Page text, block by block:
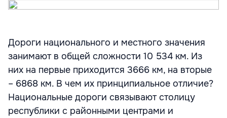
Дороги национального и местного значения
занимают в общей сложности 10 534 км. Из
них на первые приходится 3666 км, на вторые
– 6868 км. В чем их принципиальное отличие?
Национальные дороги связывают столицу
республики с районными центрами и